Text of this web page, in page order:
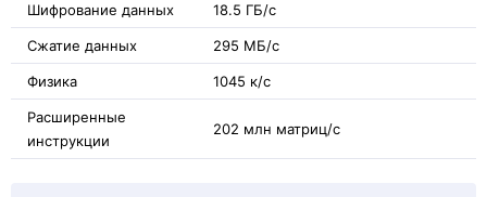
Шифрование данных 18.5 ГБ/с
Сжатие данных 295 МБ/с
Физика 1045 к/с
Расширенные
инструкции
202 млн матриц/с